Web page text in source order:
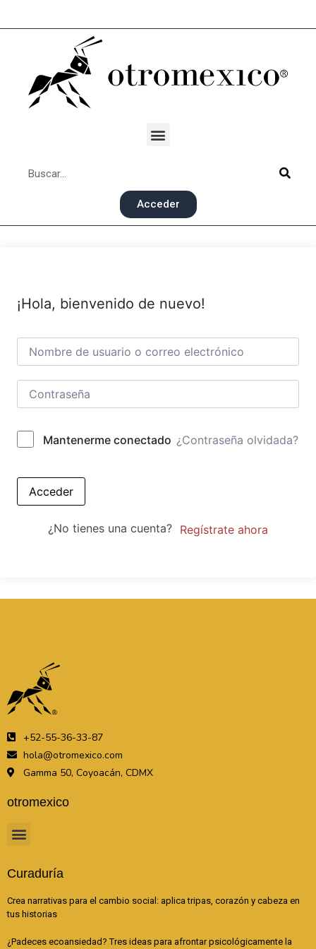
Acceder
¡Hola, bienvenido de nuevo!
Mantenerme conectado ¿Contraseña olvidada?
Acceder
¿No tienes una cuenta? Regístrate ahora
+52-55-36-33-87
hola@otromexico.com
Gamma 50, Coyoacán, CDMX
otromexico
Curaduría
Crea narrativas para el cambio social: aplica tripas, corazón y cabeza en
tus historias
¿Padeces ecoansiedad? Tres ideas para afrontar psicológicamente la